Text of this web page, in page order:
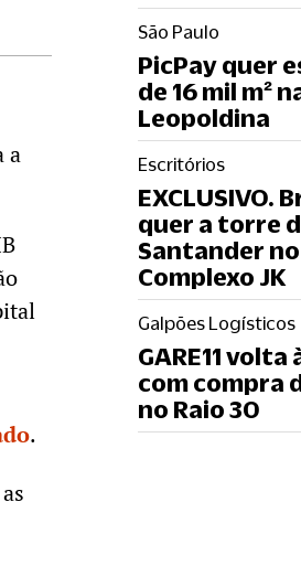
a
.
São Paulo
PicPay quer
de 16 mil m²
Leopoldina
Escritórios
EXCLUSIVO.
quer a torre
Santander no
Complexo JK
Galpões Logísticos
GARE11
com compra
no Raio 30